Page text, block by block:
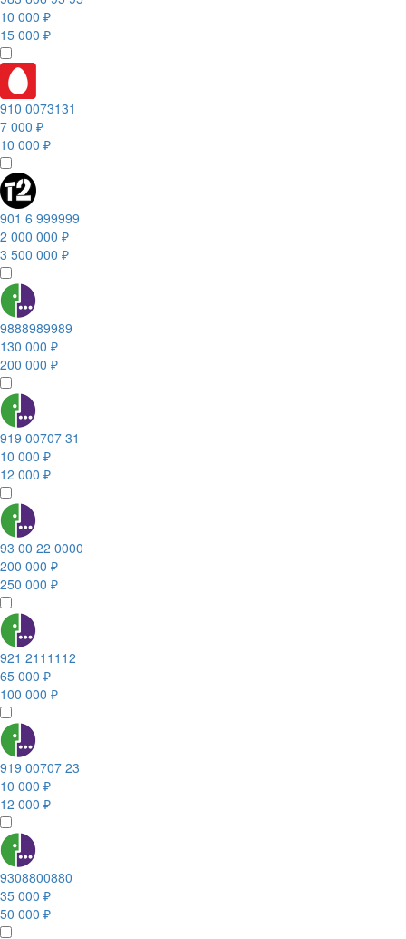
10 000 ₽
15 000 ₽
910 0073131
7 000 ₽
10 000 ₽
901 6 999999
2 000 000 ₽
3 500 000 ₽
9888989989
130 000 ₽
200 000 ₽
919 00707 31
10 000 ₽
12 000 ₽
93 00 22 0000
200 000 ₽
250 000 ₽
921 2111112
65 000 ₽
100 000 ₽
919 00707 23
10 000 ₽
12 000 ₽
9308800880
35 000 ₽
50 000 ₽